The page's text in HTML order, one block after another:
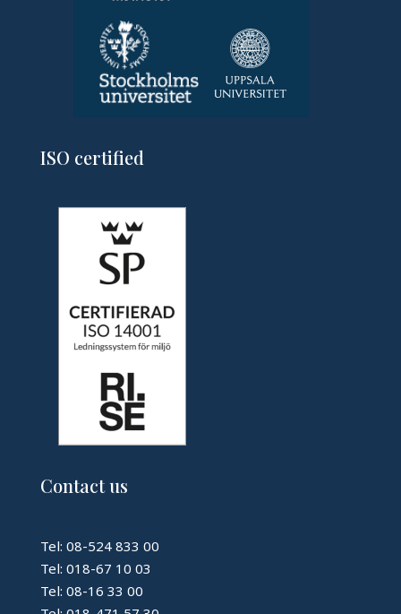
ISO certified
Contact us
Tel: 08-524 833 00
Tel: 018-67 10 03
Tel: 08-16 33 00